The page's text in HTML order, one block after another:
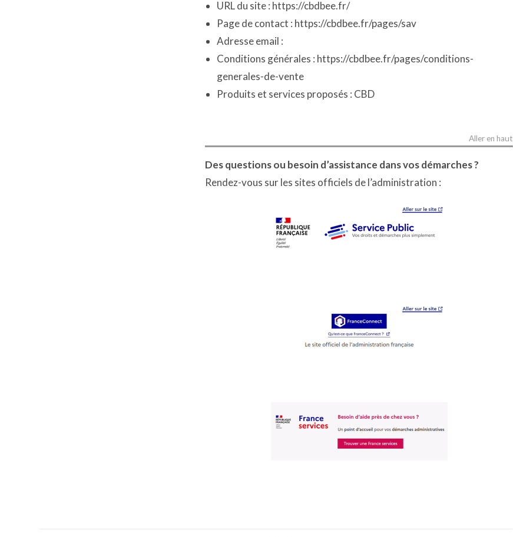
URL du site : https://cbdbee.fr/
Page de contact : https://cbdbee.fr/pages/sav
Adresse email :
Conditions générales : https://cbdbee.fr/pages/conditions-
generales-de-vente
Produits et services proposés : CBD
Aller en haut
Des questions ou besoin d’assistance dans vos démarches ?
Rendez-vous sur les sites officiels de l’administration :